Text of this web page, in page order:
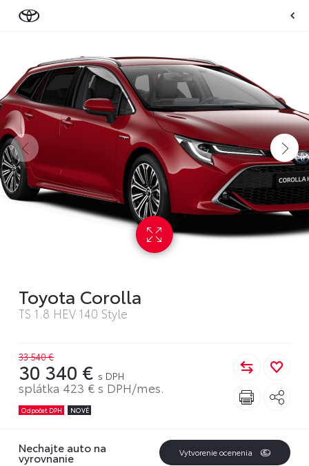
Toyota Corolla
TS 1.8 HEV 140 Style
33 540 €
30 340 € s DPH
splátka 423 € s DPH/mes.
Odpočet DPH NOVÉ
Nechajte auto na
vyrovnanie Vytvorenie ocenenia